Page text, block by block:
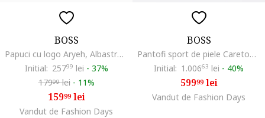
BOSS
Papuci cu logo Aryeh, Albastru pastel/Alb optic
Initial: 25799 lei - 37%
17999lei - 11%
15999lei
Vandut de Fashion Days
BOSS
Pantofi sport de piele Careton, Negru
Initial: 1.00663 lei - 40%
59999lei
Vandut de Fashion Days